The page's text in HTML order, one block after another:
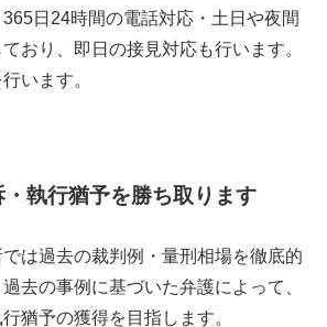
日24時間の電話対応・土日や夜間
おり、即日の接見対応も行います。
います。
執行猶予を勝ち取ります
は過去の裁判例・量刑相場を徹底的
去の事例に基づいた弁護によって、
猶予の獲得を目指します。